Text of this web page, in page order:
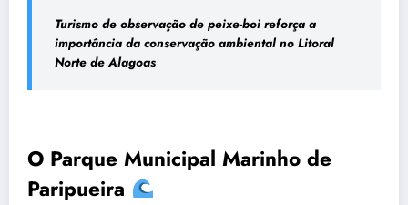
Turismo de observação de peixe-boi reforça a
importância da conservação ambiental no Litoral
Norte de Alagoas
O Parque Municipal Marinho de
Paripueira